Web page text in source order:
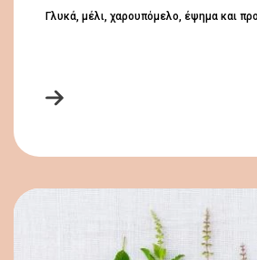
Γλυκά, μέλι, χαρουπόμελο, έψημα και